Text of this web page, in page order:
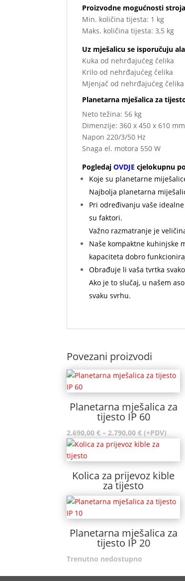
Proizvodne mogućnosti
Min. količina tijesta: 1 kg
Maks. količina tijesta: 3,5 kg
Uz mješalicu se isporučuju
Kuka od nehrđajućeg čelika
Krilo od nehrđajućeg čelika
Mjenjač od nehrđajućeg
Planetarna mješalica za
Neto težina: 56 kg
Dimenzije: 360 x 450 x 610 mm
Napon 220/3/50 Hz
Snaga el. motora 550 W
PogledajOVDJE cjelokupnu
Koje su planetarne
Najbolja planetarna
Pri određivanju vaše
su faktori.
Važno razmatranje je
Naše kompaktne kuhinjske
kapaciteta dobro
Obrađuje li vaša tvrtka
Ako je to slučaj, u našem
svaku svrhu.
Povezani proizvodi
Planetarna mješalica za
tijesto IP 60
2.690,00€ – 2.790,00€Raspon
cijena:
2.690,00 €
do
2.790,00 €
(+PDV)
Kolica za prijevoz kible
za tijesto
Planetarna mješalica za
tijesto IP 20
Trenutno nedostupno